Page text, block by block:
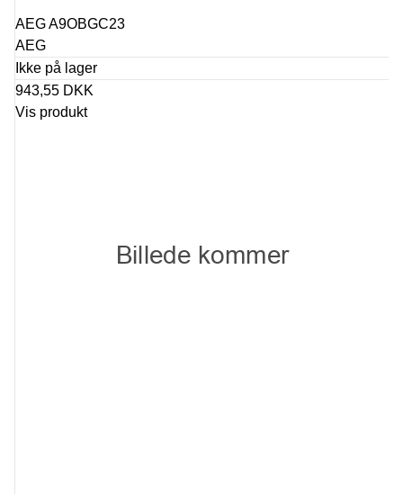
AEG A9OBGC23
AEG
Ikke på lager
943,55 DKK
Vis produkt